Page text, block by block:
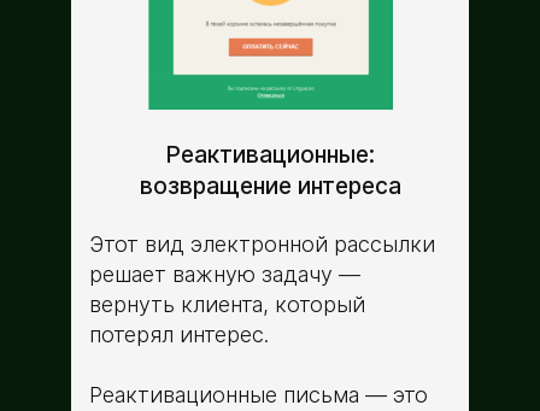
Реактивационные:
возвращение интереса
Этот вид электронной рассылки
решает важную задачу —
вернуть клиента, который
потерял интерес.
Реактивационные письма ­— это